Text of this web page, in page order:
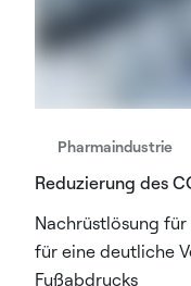
Pharmaindustrie
Reduzierung des
Nachrüstlösung
für eine deutliche
Fußabdrucks